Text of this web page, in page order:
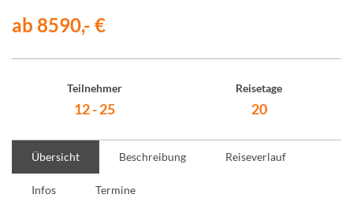
ab 8590,- €
Teilnehmer
12 - 25
Reisetage
20
Übersicht Beschreibung Reiseverlauf
Infos Termine